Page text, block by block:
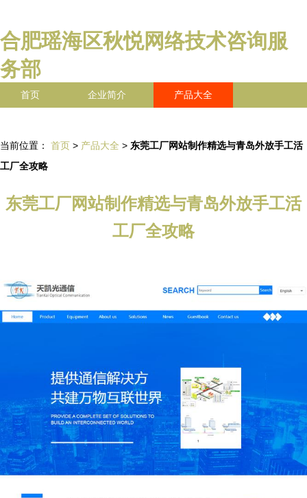
合肥瑶海区秋悦网络技术咨询服
务部
首页 企业简介 产品大全
当前位置： 首页 > 产品大全 > 东莞工厂网站制作精选与青岛外放手工活
工厂全攻略
东莞工厂网站制作精选与青岛外放手工活
工厂全攻略